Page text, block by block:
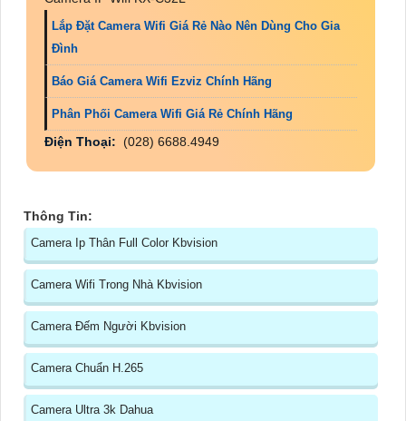
Lắp Đặt Camera Wifi Giá Rẻ Nào Nên Dùng Cho Gia
Đình
Báo Giá Camera Wifi Ezviz Chính Hãng
Phân Phối Camera Wifi Giá Rẻ Chính Hãng
Điện Thoại: (028) 6688.4949
Thông Tin:
Camera Ip Thân Full Color Kbvision
Camera Wifi Trong Nhà Kbvision
Camera Đếm Người Kbvision
Camera Chuẩn H.265
Camera Ultra 3k Dahua